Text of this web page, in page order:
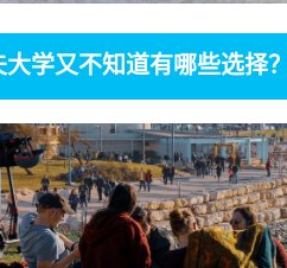
学又不知道有哪些选择